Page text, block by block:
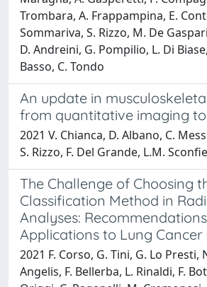
Trombara, A. Frappampina, E.
Sommariva, S. Rizzo, M. De
D. Andreini, G. Pompilio, L. Di
Basso, C. Tondo
An update in
from quantitative imaging
2021 V. Chianca, D. Albano, C.
S. Rizzo, F. Del Grande, L.M.
The Challenge of Choosing
Classification Method in
Analyses:
Applications to Lung Cancer
2021 F. Corso, G. Tini, G. Lo Presti,
Angelis, F. Bellerba, L. Rinaldi, F.